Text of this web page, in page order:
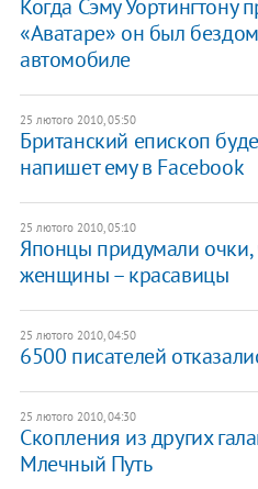
Когда Сэму Уортингтону
«Аватаре» он был
автомобиле
25 лютого 2010, 05:50
Британский епископ
напишет ему в Facebook
25 лютого 2010, 05:10
Японцы придумали очки,
женщины – красавицы
25 лютого 2010, 04:50
6500 писателей
25 лютого 2010, 04:30
Скопления из других
Млечный Путь